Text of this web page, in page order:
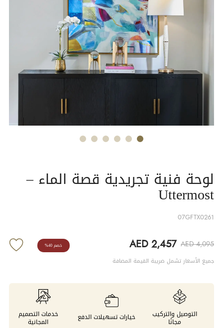
لوحة فنية تجريدية قصة الماء –
Uttermost
07GFTX0261
AED 2,457 AED 4,095
جميع الأسعار تشمل ضريبة القيمة المضافة
خصم 40%
التوصيل والتركيب
مجانًا خيارات تسهيلات الدفع خدمات التصميم
المجانية